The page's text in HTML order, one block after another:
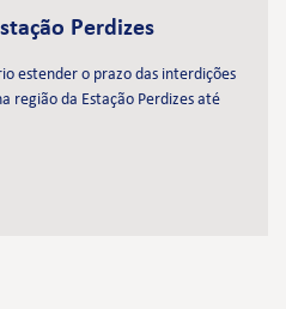
Perdizes
estender o prazo das interdições
região da Estação Perdizes até